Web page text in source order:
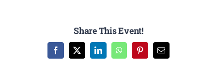
Share This Event!
Facebook
X LinkedInWhatsAppPinterest
E-
Mail